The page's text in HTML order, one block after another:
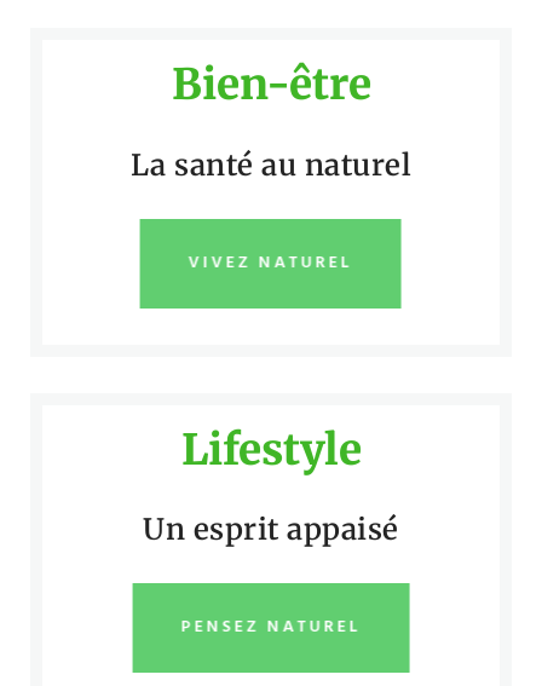
Bien-être
La santé au naturel
VIVEZ NATUREL
Lifestyle
Un esprit appaisé
PENSEZ NATUREL